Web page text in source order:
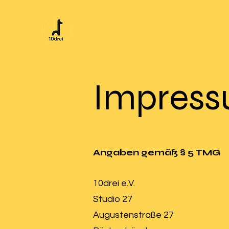
Angaben gemäß § 5 TMG
10drei e.V.
Studio 27
Augustenstraße 27